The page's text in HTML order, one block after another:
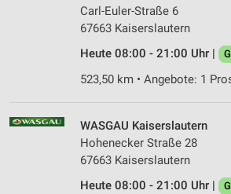
Carl-Euler-Straße 6
67663 Kaiserslautern
Heute 08:00 - 21:00 Uhr |
523,50 km • Angebote: 1
WASGAU Kaiserslautern
Hohenecker Straße 28
67663 Kaiserslautern
Heute 08:00 - 21:00 Uhr |